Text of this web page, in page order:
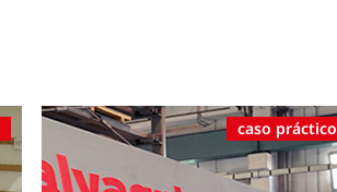
caso práctico